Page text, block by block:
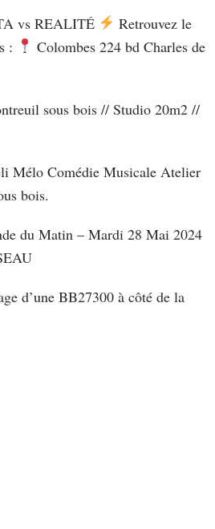
vs REALITÉ
Retrouvez le
:
Colombes 224 bd Charles de
sous bois // Studio 20m2 //
Mélo Comédie Musicale Atelier
bois.
du Matin – Mardi 28 Mai 2024
d’une BB27300 à côté de la